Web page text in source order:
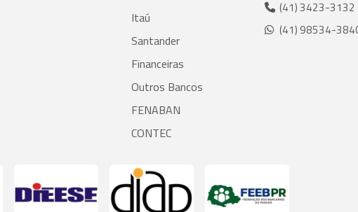
Itaú
Santander
Financeiras
Outros Bancos
FENABAN
CONTEC
(41) 3423-3132
(41) 98534-